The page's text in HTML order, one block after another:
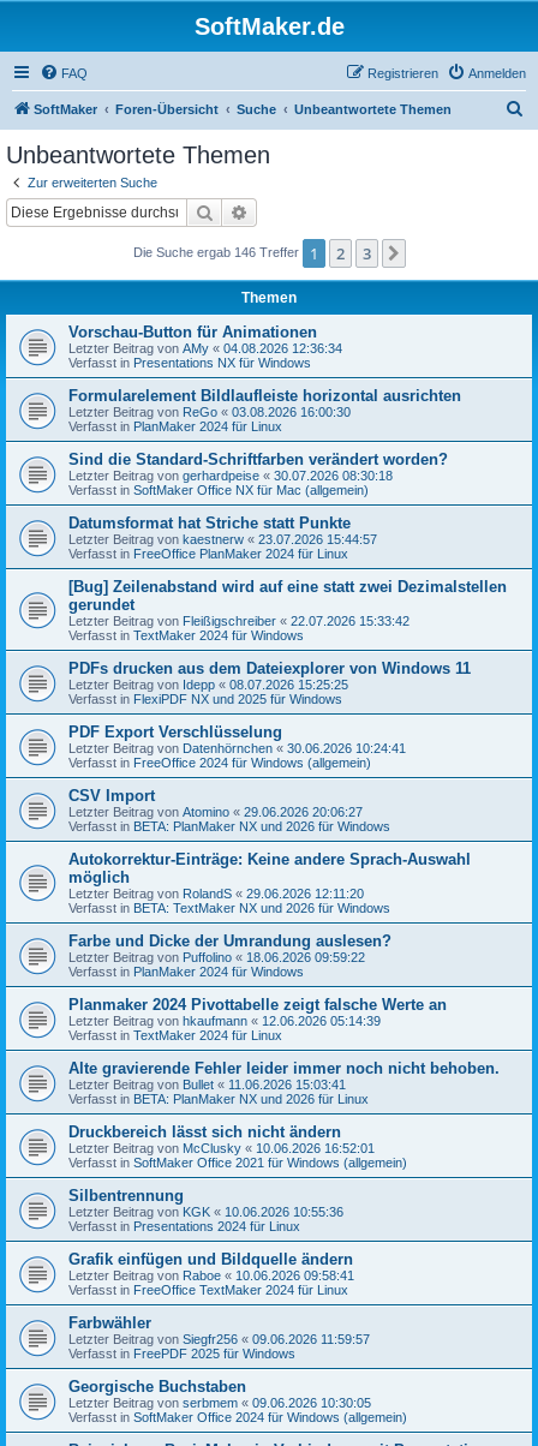
SoftMaker.de
FAQ Anmelden
Registrieren
SoftMaker Foren-Übersicht Suche Unbeantwortete Themen
Unbeantwortete Themen
Zur erweiterten Suche
Suche
Die Suche ergab 146 Treffer 1 2 3
Themen
Vorschau-Button für Animationen
Letzter Beitrag von AMy « 04.08.2026 12:36:34
Verfasst in Presentations NX für Windows
Formularelement Bildlaufleiste horizontal ausrichten
Letzter Beitrag von ReGo « 03.08.2026 16:00:30
Verfasst in PlanMaker 2024 für Linux
Sind die Standard-Schriftfarben verändert worden?
Letzter Beitrag von gerhardpeise « 30.07.2026 08:30:18
Verfasst in SoftMaker Office NX für Mac (allgemein)
Datumsformat hat Striche statt Punkte
Letzter Beitrag von kaestnerw « 23.07.2026 15:44:57
Verfasst in FreeOffice PlanMaker 2024 für Linux
[Bug] Zeilenabstand wird auf eine statt zwei Dezimalstellen
gerundet
Letzter Beitrag von Fleißigschreiber « 22.07.2026 15:33:42
Verfasst in TextMaker 2024 für Windows
PDFs drucken aus dem Dateiexplorer von Windows 11
Letzter Beitrag von Idepp « 08.07.2026 15:25:25
Verfasst in FlexiPDF NX und 2025 für Windows
PDF Export Verschlüsselung
Letzter Beitrag von Datenhörnchen « 30.06.2026 10:24:41
Verfasst in FreeOffice 2024 für Windows (allgemein)
CSV Import
Letzter Beitrag von Atomino « 29.06.2026 20:06:27
Verfasst in BETA: PlanMaker NX und 2026 für Windows
Autokorrektur-Einträge: Keine andere Sprach-Auswahl
möglich
Letzter Beitrag von RolandS « 29.06.2026 12:11:20
Verfasst in BETA: TextMaker NX und 2026 für Windows
Farbe und Dicke der Umrandung auslesen?
Letzter Beitrag von Puffolino « 18.06.2026 09:59:22
Verfasst in PlanMaker 2024 für Windows
Planmaker 2024 Pivottabelle zeigt falsche Werte an
Letzter Beitrag von hkaufmann « 12.06.2026 05:14:39
Verfasst in TextMaker 2024 für Linux
Alte gravierende Fehler leider immer noch nicht behoben.
Letzter Beitrag von Bullet « 11.06.2026 15:03:41
Verfasst in BETA: PlanMaker NX und 2026 für Linux
Druckbereich lässt sich nicht ändern
Letzter Beitrag von McClusky « 10.06.2026 16:52:01
Verfasst in SoftMaker Office 2021 für Windows (allgemein)
Silbentrennung
Letzter Beitrag von KGK « 10.06.2026 10:55:36
Verfasst in Presentations 2024 für Linux
Grafik einfügen und Bildquelle ändern
Letzter Beitrag von Raboe « 10.06.2026 09:58:41
Verfasst in FreeOffice TextMaker 2024 für Linux
Farbwähler
Letzter Beitrag von Siegfr256 « 09.06.2026 11:59:57
Verfasst in FreePDF 2025 für Windows
Georgische Buchstaben
Letzter Beitrag von serbmem « 09.06.2026 10:30:05
Verfasst in SoftMaker Office 2024 für Windows (allgemein)